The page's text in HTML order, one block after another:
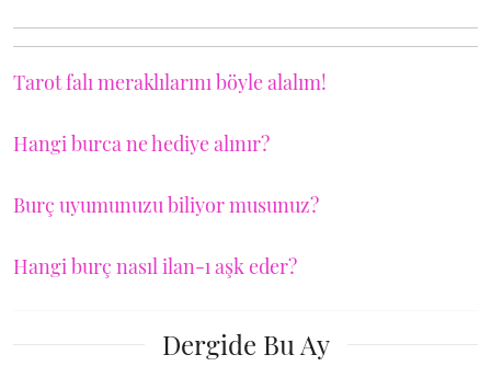
Tarot falı meraklılarını böyle alalım!
Hangi burca ne hediye alınır?
Burç uyumunuzu biliyor musunuz?
Hangi burç nasıl ilan-ı aşk eder?
Dergide Bu Ay